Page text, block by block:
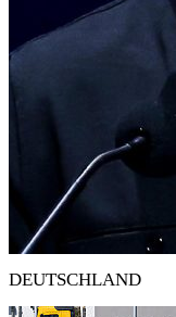
DEUTSCHLAND